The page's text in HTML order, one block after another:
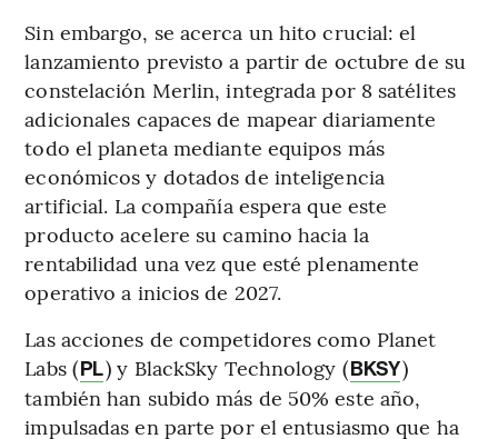
Sin embargo, se acerca un hito crucial: el
lanzamiento previsto a partir de octubre de su
constelación Merlin, integrada por 8 satélites
adicionales capaces de mapear diariamente
todo el planeta mediante equipos más
económicos y dotados de inteligencia
artificial. La compañía espera que este
producto acelere su camino hacia la
rentabilidad una vez que esté plenamente
operativo a inicios de 2027.
Las acciones de competidores como Planet
Labs (PL) y BlackSky Technology (BKSY)
también han subido más de 50% este año,
impulsadas en parte por el entusiasmo que ha